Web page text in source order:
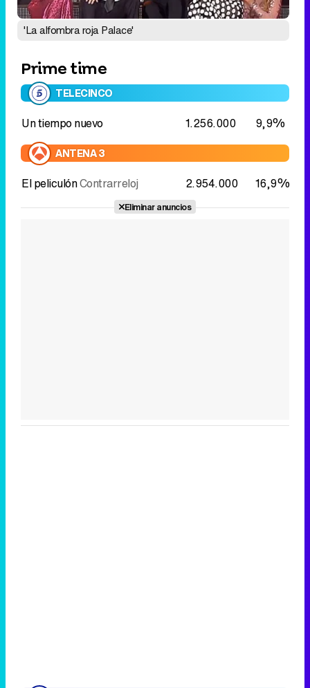
'La alfombra roja Palace'
Prime time
TELECINCO
Un tiempo nuevo 1.256.000 9,9%
ANTENA 3
El peliculónContrarreloj 2.954.000 16,9%
Eliminar anuncios